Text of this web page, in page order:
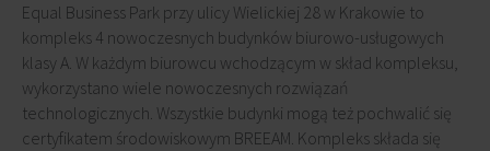
Equal Business Park przy ulicy Wielickiej 28 w Krakowie to
kompleks 4 nowoczesnych budynków biurowo-usługowych
klasy A. W każdym biurowcu wchodzącym w skład kompleksu,
wykorzystano wiele nowoczesnych rozwiązań
technologicznych. Wszystkie budynki mogą też pochwalić się
certyfikatem środowiskowym BREEAM. Kompleks składa się